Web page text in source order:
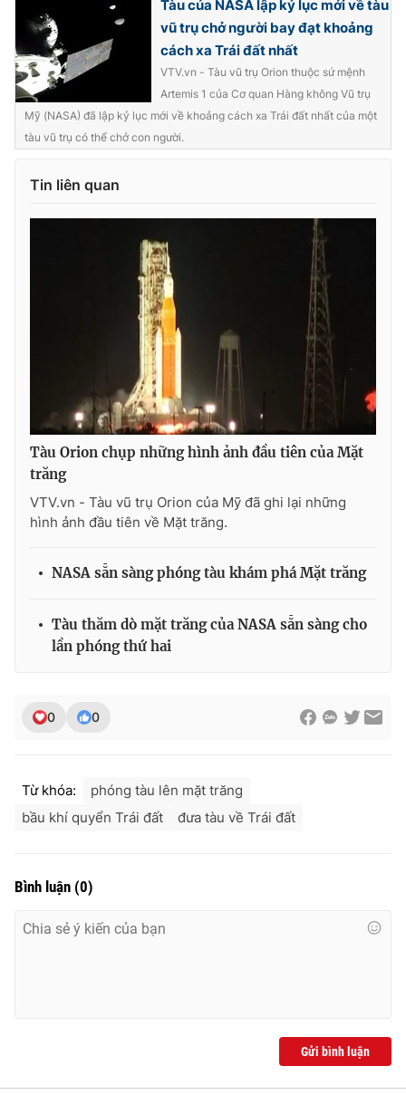
Ðiện thoại Thời báo VTV: 024.66 897 897
Email:toasoan@vtv.vn
Liên hệ quảng cáo:
024-7300.7108
® Cấm sao chép dưới mọi hình thức nếu không có sự chấp
thuận bằng văn bản. Ghi rõ nguồn VTV.vn khi phát hành lại
thông tin từ website này.
Tàu của NASA lập kỷ lục mới về tàu
vũ trụ chở người bay đạt khoảng
cách xa Trái đất nhất
VTV.vn - Tàu vũ trụ Orion thuộc sứ mệnh
Artemis 1 của Cơ quan Hàng không Vũ trụ
Mỹ (NASA) đã lập kỷ lục mới về khoảng cách xa Trái đất nhất của một
tàu vũ trụ có thể chở con người.
Tin liên quan
Tàu Orion chụp những hình ảnh đầu tiên của Mặt
trăng
VTV.vn - Tàu vũ trụ Orion của Mỹ đã ghi lại những
hình ảnh đầu tiên về Mặt trăng.
NASA sẵn sàng phóng tàu khám phá Mặt trăng
Tàu thăm dò mặt trăng của NASA sẵn sàng cho
lần phóng thứ hai
0 0
Từ khóa:
phóng tàu lên mặt trăng
bầu khí quyển Trái đất
đưa tàu về Trái đất
Bình luận (0)
Gửi bình luận